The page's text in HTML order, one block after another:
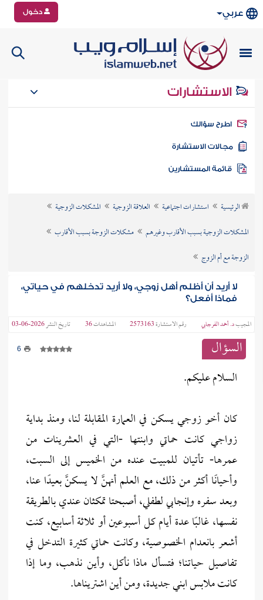
عربي دخول
الاستشارات
سؤالك
الاستشارة
الرئيسية استشارات اجتماعية العلاقة الزوجية
المشكلات الزوجية
المشكلات الزوجية بسبب الأقارب وغيرهم
مشكلات الزوجة بسبب الأقارب
الزوجة مع أم الزوج
لا أريد أن أظلم أهل زوجي، ولا أريد تدخلهم في حياتي،
فماذا أفعل؟
المجيبد. أحمد الفرجابي رقم الاستشارة2573163 المشاهدات36 تاريخ النشر2026-06-03
السؤال 6
السلام عليكم.
كان أخو زوجي يسكن في العمارة المقابلة لنا، ومنذ بداية
زواجي كانت حماتي وابنتها -التي في العشرينات من
عمرها- تأتيان للمبيت عنده من الخميس إلى السبت،
وأحيانًا أكثر من ذلك، مع العلم أنهنَّ لا يسكنَّ بعيدًا عنا،
وبعد سفره وإنجابي لطفلي، أصبحتا تمكثان عندي بالطريقة
نفسها، غالبًا عدة أيام كل أسبوعين أو ثلاثة أسابيع، كنت
أشعر بانعدام الخصوصية، وكانت حماتي كثيرة التدخل في
تفاصيل حياتنا؛ فتسأل ماذا نأكل، وأين نذهب، وما إذا
كانت ملابس ابني جديدة، ومن أين اشتريناها.